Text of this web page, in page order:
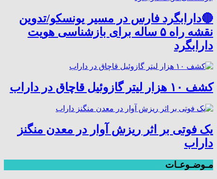
🔴دارابگرد فارس در مسیر یونسکو/تدوین
نقشه راه ۵ ساله برای بازشناسی هویت
دارابگرد
کشف ۱۰ هزار لیتر گازوئیل قاچاق در داراب
یک فوتی بر اثر ریزش آوار در معدن منگنز
داراب
مـوضـوعـات